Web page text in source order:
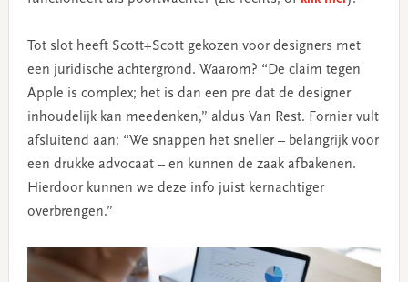
Tot slot heeft Scott+Scott gekozen voor designers met
een juridische achtergrond. Waarom? “De claim tegen
Apple is complex; het is dan een pre dat de designer
inhoudelijk kan meedenken,” aldus Van Rest. Fornier vult
afsluitend aan: “We snappen het sneller – belangrijk voor
een drukke advocaat – en kunnen de zaak afbakenen.
Hierdoor kunnen we deze info juist kernachtiger
overbrengen.”